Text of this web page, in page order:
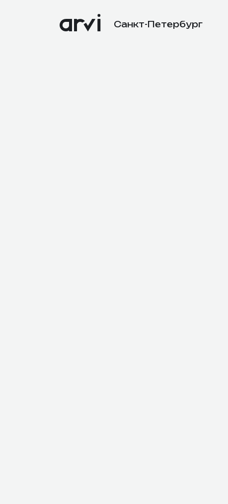
Санкт-Петербург